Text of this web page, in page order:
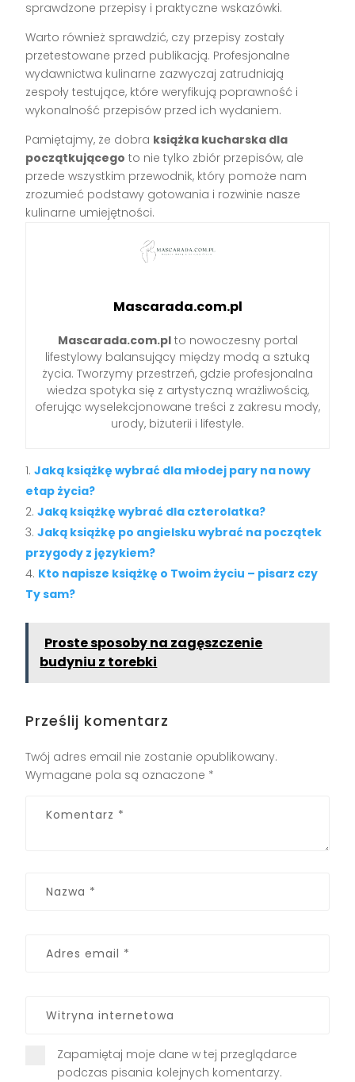
sprawdzone przepisy i praktyczne wskazówki.
Warto również sprawdzić, czy przepisy zostały
przetestowane przed publikacją. Profesjonalne
wydawnictwa kulinarne zazwyczaj zatrudniają
zespoły testujące, które weryfikują poprawność i
wykonalność przepisów przed ich wydaniem.
Pamiętajmy, że dobra książka kucharska dla
początkującego to nie tylko zbiór przepisów, ale
przede wszystkim przewodnik, który pomoże nam
zrozumieć podstawy gotowania i rozwinie nasze
kulinarne umiejętności.
Mascarada.com.pl
Mascarada.com.plto nowoczesny portal
lifestylowy balansujący między modą a sztuką
życia. Tworzymy przestrzeń, gdzie profesjonalna
wiedza spotyka się z artystyczną wrażliwością,
oferując wyselekcjonowane treści z zakresu mody,
urody, biżuterii i lifestyle.
Jaką książkę wybrać dla młodej pary na nowy
etap życia?
Jaką książkę wybrać dla czterolatka?
Jaką książkę po angielsku wybrać na początek
przygody z językiem?
Kto napisze książkę o Twoim życiu – pisarz czy
Ty sam?
Proste sposoby na zagęszczenie
budyniu z torebki
Prześlij komentarz
Twój adres email nie zostanie opublikowany.
Wymagane pola są oznaczone *
Zapamiętaj moje dane w tej przeglądarce
podczas pisania kolejnych komentarzy.